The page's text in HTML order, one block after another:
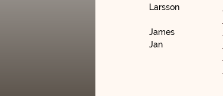
Larsson
James
Jan